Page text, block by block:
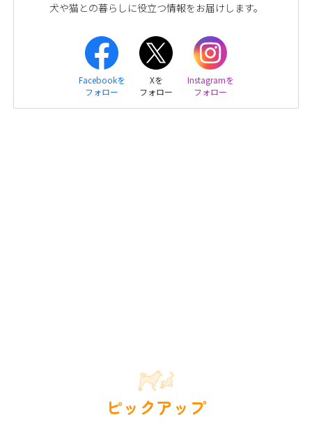
犬や猫との暮らしに役立つ情報をお届けします。
Facebookを
フォロー
Xを
フォロー
Instagramを
フォロー
ピックアップ